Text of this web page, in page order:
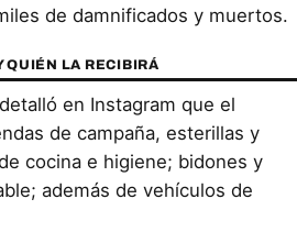
de damnificados y muertos.
QUIÉN LA RECIBIRÁ
en Instagram que el
de campaña, esterillas y
cocina e higiene; bidones y
además de vehículos de